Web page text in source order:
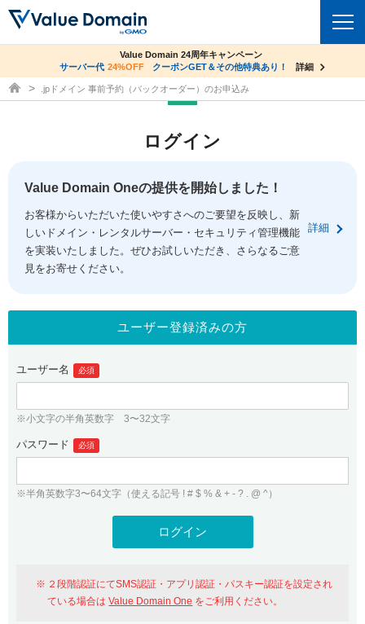
ドメイントップ
ドメイン移管
ドメイン価格一覧
ドメイン一括検索
.jpドメインオークション
gTLDオークション NEW!
.jpドメインバックオーダー
プレミアムドメイン
人気ドメインの種類
WHOIS検索
コアサーバー
バリューサーバー
XREA
セキュリティトップ
Value Domain ネットde診断
SSL証明書
サービストップ
お得意様割引
紹介制度
バリュードメインAPI
ドメイン・ホスティングOEM
facebook
ログイン
従来のバリュードメインをご利用希望の方
Value Domainにログイン
おすすめ One レンタルサーバーを含む最新の機能を使う方
ユーザー登録
co.jpドメイン✕コアサーバーV2ビジネス応援キャンペーン
サーバー料金1年間無料
詳細
Value Domain 24周年キャンペーン
サーバー代 24%OFF クーポンGET＆その他特典あり！ 詳細
ドメイン取得ならバリュードメイン
.jpドメイン 事前予約（バックオーダー）のお申込み
ログイン
Value Domain Oneの提供を開始しました！
お客様からいただいた使いやすさへのご要望を反映し、新
しいドメイン・レンタルサーバー・セキュリティ管理機能
を実装いたしました。ぜひお試しいただき、さらなるご意
見をお寄せください。
詳細
ユーザー登録済みの方
ユーザー名 必須
※小文字の半角英数字 3〜32文字
パスワード 必須
※半角英数字3〜64文字（使える記号 ! # $ % & + - ? . @ ^）
２段階認証にてSMS認証・アプリ認証・パスキー認証を設定され
ている場合はValue Domain One をご利用ください。